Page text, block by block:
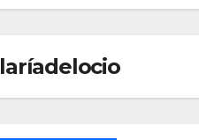
laríadelocio